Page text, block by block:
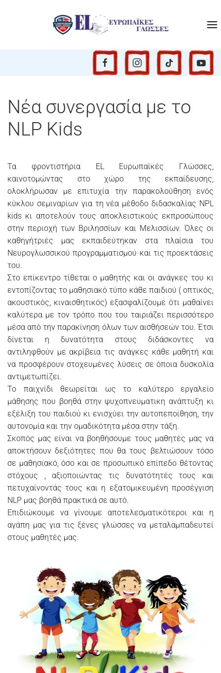
Νέα συνεργασία με το
NLP Kids
Τα φροντιστήρια EL Ευρωπαϊκές Γλώσσες,
καινοτομώντας στο χώρο της εκπαίδευσης,
ολοκλήρωσαν με επιτυχία την παρακολούθηση ενός
κύκλου σεμιναρίων για τη νέα μέθοδο διδασκαλίας NPL
kids κι αποτελούν τους αποκλειστικούς εκπροσώπους
στην περιοχή των Βριλησσίων και Μελισσίων. Όλες οι
καθηγήτριές μας εκπαιδεύτηκαν στα πλαίσια του
Νευρογλωσσικού προγραμματισμού και τις προεκτάσεις
του.
Στο επίκεντρο τίθεται ο μαθητής και οι ανάγκες του κι
εντοπίζοντας το μαθησιακό τύπο κάθε παιδιού ( οπτικός,
ακουστικός, κιναισθητικός) εξασφαλίζουμε ότι μαθαίνει
καλύτερα με τον τρόπο που του ταιριάζει περισσότερο
μέσα από την παρακίνηση όλων των αισθήσεών του. Έτσι
δίνεται η δυνατότητα στους διδάσκοντες να
αντιληφθούν με ακρίβεια τις ανάγκες κάθε μαθητή και
να προσφέρουν στοχευμένες λύσεις σε όποια δυσκολία
αντιμετωπίζει.
Το παιχνίδι θεωρείται ως το καλύτερο εργαλείο
μάθησης που βοηθά στην ψυχοπνευματικη ανάπτυξη κι
εξέλιξη του παιδιού κι ενισχύει την αυτοπεποίθηση, την
αυτονομία και την ομαδικότητα μέσα στην τάξη.
Σκοπός μας είναι να βοηθήσουμε τους μαθητές μας να
αποκτήσουν δεξιότητες που θα τους βελτιώσουν τόσο
σε μαθησιακό, όσο και σε προσωπικό επίπεδο θέτοντας
στόχους , αξιοποιώντας τις δυνατότητές τους και
πετυχαίνοντάς τους και η εξατομικευμένη προσέγγιση
NLP μας βοηθά πρακτικά σε αυτό.
Επιδιώκουμε να γίνουμε αποτελεσματικότεροι και η
αγάπη μας για τις ξένες γλώσσες να μεταλαμπαδευτεί
στους μαθητές μας.